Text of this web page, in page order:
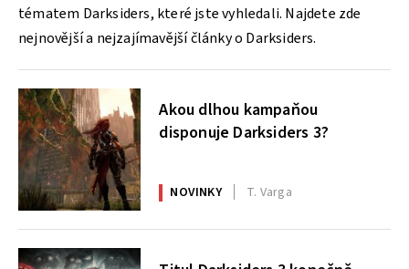
tématem Darksiders, které jste vyhledali. Najdete zde
nejnovější a nejzajímavější články o Darksiders.
Akou dlhou kampaňou
disponuje Darksiders 3?
NOVINKY T. Varga